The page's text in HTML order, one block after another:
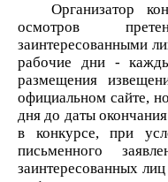
Организатор
осмотров
заинтересованными
рабочие дни -
размещения
официальном сайте,
дня до даты
в конкурсе, при
письменного
заинтересованных